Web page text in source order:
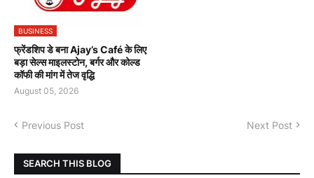
BUSINESS
फ्रेंडशिप डे बना Ajay’s Café के लिए
बड़ा सेल्स माइलस्टोन, बर्गर और कोल्ड
कॉफी की मांग में तेज वृद्धि
August 05, 2026
Previous Post Next Post
SEARCH THIS BLOG